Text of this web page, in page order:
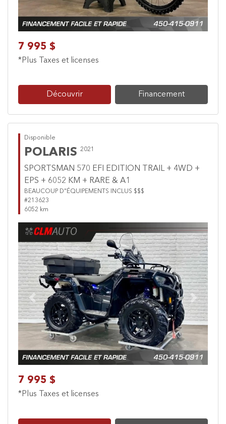
7 995 $
*Plus Taxes et licenses
Découvrir Financement
Disponible
POLARIS 2021
SPORTSMAN 570 EFI EDITION TRAIL + 4WD +
EPS + 6052 KM + RARE & A1
BEAUCOUP D"ÉQUIPEMENTS INCLUS $$$
#213623
6052 km
Previous Next
7 995 $
*Plus Taxes et licenses